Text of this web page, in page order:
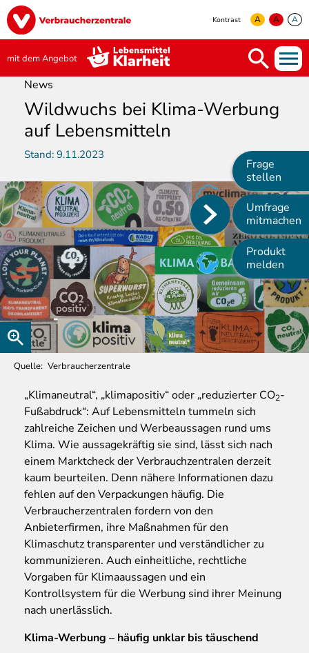
Direkt
zum
Inhalt
Image
Kontrast A A A
mit dem Angebot
Main
navigation
Frage
stellen
Umfrage
mitmachen
Produkt
melden
News
Wildwuchs bei Klima-Werbung
auf Lebensmitteln
Stand: 9.11.2023
Quelle Verbraucherzentrale
„Klimaneutral“, „klimapositiv“ oder „reduzierter CO2-
Fußabdruck“: Auf Lebensmitteln tummeln sich
zahlreiche Zeichen und Werbeaussagen rund ums
Klima. Wie aussagekräftig sie sind, lässt sich nach
einem Marktcheck der Verbrauchzentralen derzeit
kaum beurteilen. Denn nähere Informationen dazu
fehlen auf den Verpackungen häufig. Die
Verbraucherzentralen fordern von den
Anbieterfirmen, ihre Maßnahmen für den
Klimaschutz transparenter und verständlicher zu
kommunizieren. Auch einheitliche, rechtliche
Vorgaben für Klimaaussagen und ein
Kontrollsystem für die Werbung sind ihrer Meinung
nach unerlässlich.
Klima-Werbung – häufig unklar bis täuschend